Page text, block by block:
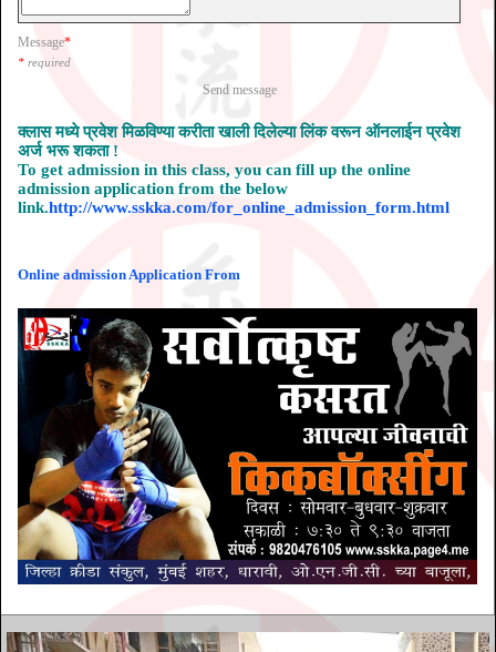
Message*
* required
Send message
क्लास मध्ये प्रवेश मिळविण्या करीता खाली दिलेल्या लिंक वरून ऑनलाईन प्रवेश
अर्ज भरू शकता !
To get admission in this class, you can fill up the online
admission application from the below
link.http://www.sskka.com/for_online_admission_form.html
Online admission Application From